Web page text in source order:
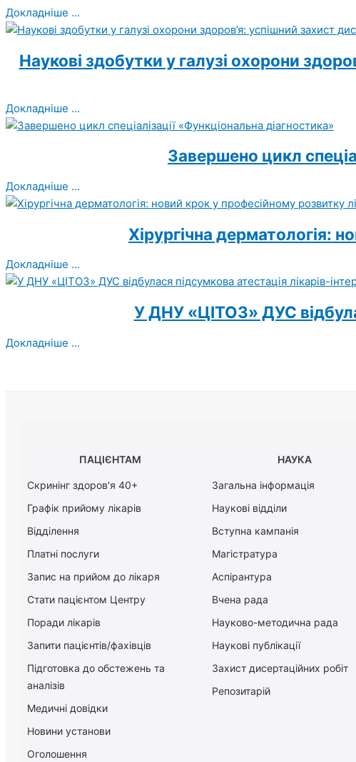
Докладніше ...
Наукові здобутки у галузі охорони
Докладніше ...
Завершено цикл
Докладніше ...
Хірургічна дерматологія:
Докладніше ...
У ДНУ «ЦІТОЗ» ДУС
Докладніше ...
ПАЦІЄНТАМ
Скринінг здоров'я 40+
Графік прийому лікарів
Відділення
Платні послуги
Запис на прийом до лікаря
Стати пацієнтом Центру
Поради лікарів
Запити пацієнтів/фахівців
Підготовка до обстежень та
аналізів
Медичні довідки
Новини установи
Оголошення
НАУКА
Загальна інформація
Наукові відділи
Вступна кампанія
Магістратура
Аспірантура
Вчена рада
Науково-методична рада
Наукові публікації
Захист дисертаційних робіт
Репозитарій